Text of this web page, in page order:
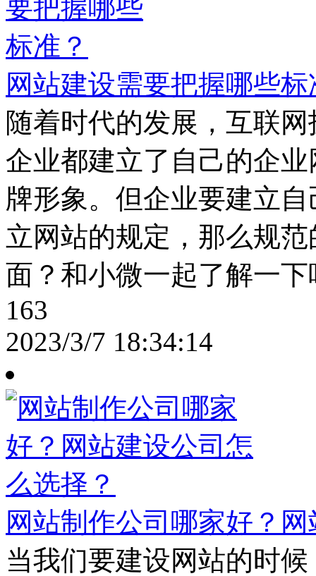
网站建设需要把握哪些标
随着时代的发展，互联
企业都建立了自己的企
牌形象。但企业要建立
立网站的规定，那么规
面？和小微一起了解一下
163
2023/3/7 18:34:14
网站制作公司哪家好？
当我们要建设网站的时